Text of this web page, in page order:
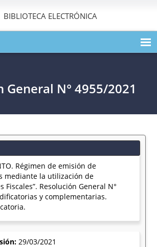
BIBLIOTECA ELECTRÓNICA
CONTENIDO DE LA PUBLICACIÓN
General N° 4955/2021
Régimen de emisión de
mediante la utilización de
Fiscales”. Resolución General N°
y complementarias.
29/03/2021